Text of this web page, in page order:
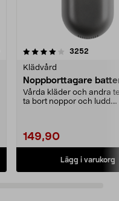
3252
Klädvård
Noppborttagare
Vårda kläder och andra
ta bort noppor och ludd.
149,90
Lägg i varukorg
4.5av 5 stjärnor